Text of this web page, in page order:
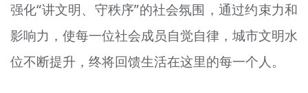
强化“讲文明、守秩序”的社会氛围，通过约束力和
影响力，使每一位社会成员自觉自律，城市文明水
位不断提升，终将回馈生活在这里的每一个人。